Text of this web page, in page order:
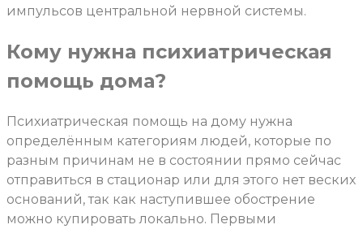
импульсов центральной нервной системы.
Кому нужна психиатрическая
помощь дома?
Психиатрическая помощь на дому нужна
определённым категориям людей, которые по
разным причинам не в состоянии прямо сейчас
отправиться в стационар или для этого нет веских
оснований, так как наступившее обострение
можно купировать локально. Первыми